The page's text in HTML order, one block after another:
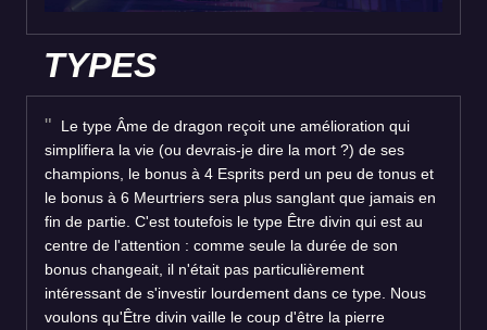
TYPES
Le type Âme de dragon reçoit une amélioration qui
simplifiera la vie (ou devrais-je dire la mort ?) de ses
champions, le bonus à 4 Esprits perd un peu de tonus et
le bonus à 6 Meurtriers sera plus sanglant que jamais en
fin de partie. C'est toutefois le type Être divin qui est au
centre de l'attention : comme seule la durée de son
bonus changeait, il n'était pas particulièrement
intéressant de s'investir lourdement dans ce type. Nous
voulons qu'Être divin vaille le coup d'être la pierre